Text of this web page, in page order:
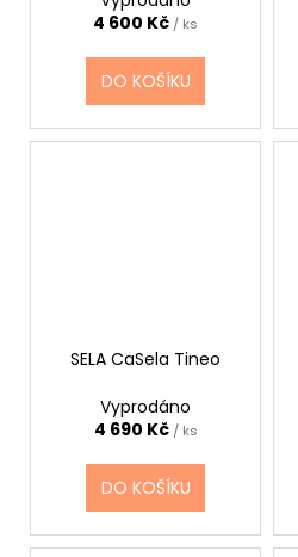
4 600 Kč / ks
DO KOŠÍKU
SELA CaSela Tineo
Vyprodáno
4 690 Kč / ks
DO KOŠÍKU